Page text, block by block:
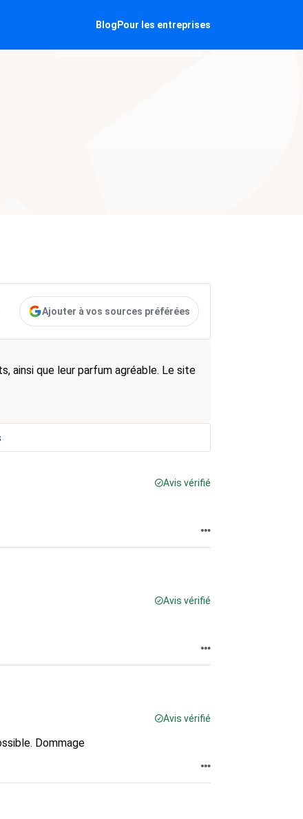
Blog Pour les entreprises
Ajouter à vos sources préférées
ainsi que leur parfum agréable. Le site
Avis vérifié
Avis vérifié
Avis vérifié
Dommage